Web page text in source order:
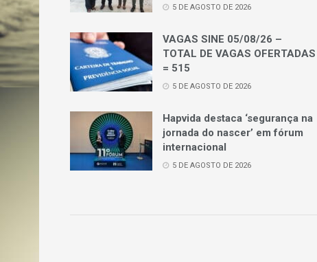
5 DE AGOSTO DE 2026
VAGAS SINE 05/08/26 –
TOTAL DE VAGAS OFERTADAS
= 515
5 DE AGOSTO DE 2026
Hapvida destaca ‘segurança na
jornada do nascer’ em fórum
internacional
5 DE AGOSTO DE 2026